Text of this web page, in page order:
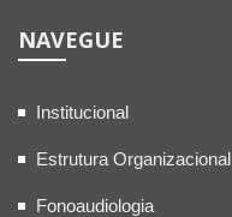
NAVEGUE
Institucional
Estrutura Organizacional
Fonoaudiologia